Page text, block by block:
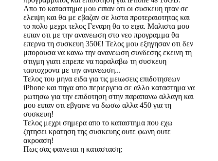
Απο το καταστημα μου ειπαν οτι οι συσκευη ηταν σε
ελειψη και θα με εβαζαν σε λιστα προτεραιοτητας και
το πολυ μεχρι τελος Γεναρη θα το ειχα. Μαλιστα μου
ειπαν οτι με την ανανεωση στο νεο προγραμμα θα
επερνα τη συσκευη 350€! Τελος μου εξηγησαν οτι δεν
μπορουσα να κανω την ανανεωση συνδεσης εκεινη τη
στιγμη γιατι επρεπε να παραλαβω τη συσκευη
ταυτοχρονα με την ανανεωση...
Τελος του μηνα ειδα για τις μειωσεις επιδοτησεων
iPhone και πηγα απο περιεργεια σε αλλο καταστημα να
ρωτησω για την επιδοτηση στην παραπανω αλλαγη και
μου ειπαν οτι εβγαινε να δωσω αλλα 450 για τη
συσκευη!
Τελος μεχρι σημερα απο το καταστημα που εχω
ζητησει κρατηση της συσκευης ουτε φωνη ουτε
ακροαση!
Πως σας φαινεται η κατασταση;